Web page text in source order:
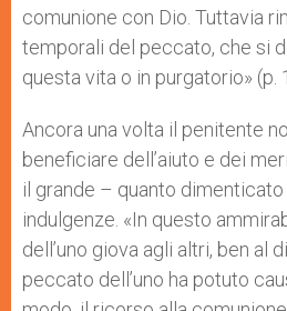
comunione con Dio. Tuttavia
temporali del peccato, che si
questa vita o in purgatorio» (p.
Ancora una volta il penitente
beneficiare dell’aiuto e dei
il grande – quanto
indulgenze. «In questo
dell’uno giova agli altri, ben al
peccato dell’uno ha potuto